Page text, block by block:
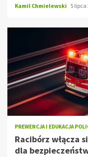
Kamil Chmielewski 5 lipca
PREWENCJA I EDUKACJA
Racibórz włącza
dla